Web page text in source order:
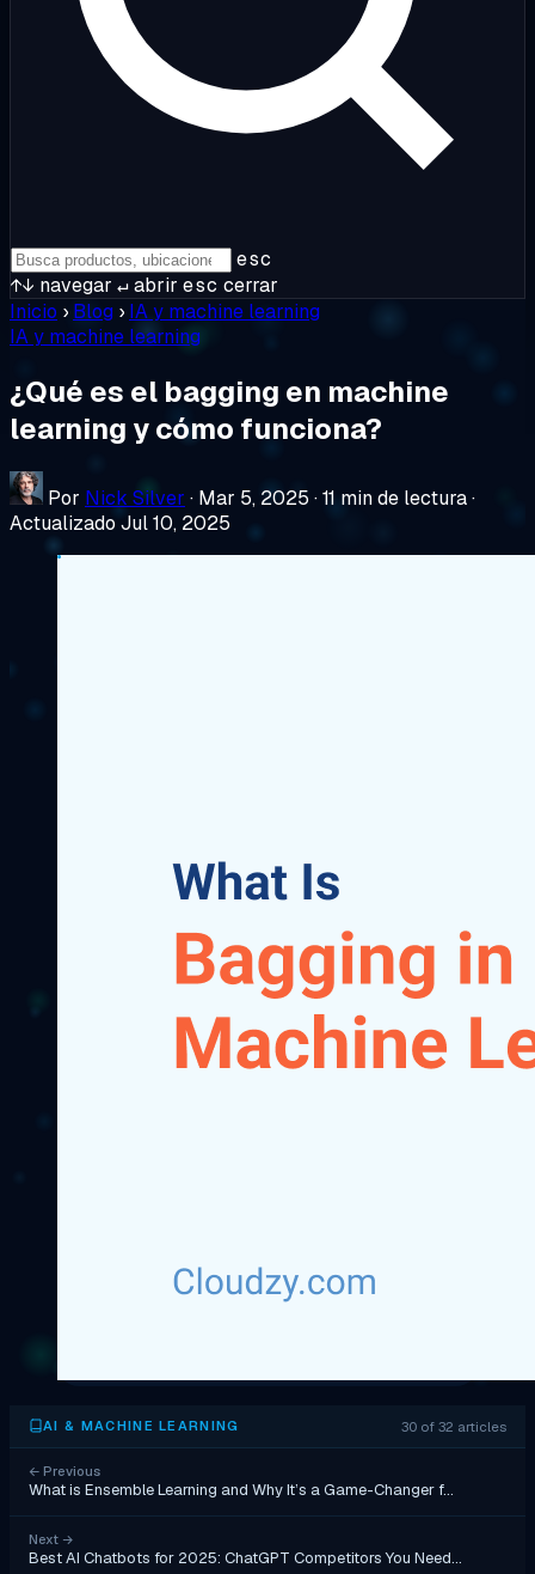
esc
↑↓ navegar ↵abrir esc cerrar
Inicio › Blog › IA y machine learning
IA y machine learning
¿Qué es el bagging en machine
learning y cómo funciona?
Por Nick Silver · Mar 5, 2025 ·11 min de lectura·
Actualizado Jul 10, 2025
AI & MACHINE LEARNING 30 of 32 articles
← Previous
What is Ensemble Learning and Why It’s a Game-Changer f…
Next →
Best AI Chatbots for 2025: ChatGPT Competitors You Need…